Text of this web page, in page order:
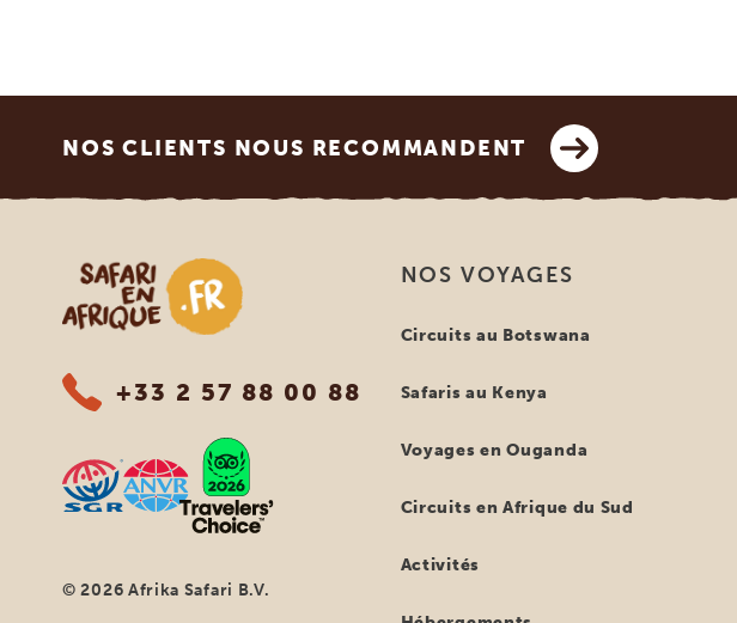
NOS CLIENTS NOUS RECOMMANDENT
Safari en Afrique
+33 2 57 88 00 88
© 2026 Afrika Safari B.V.
NOS VOYAGES
Circuits au Botswana
Safaris au Kenya
Voyages en Ouganda
Circuits en Afrique du Sud
Activités